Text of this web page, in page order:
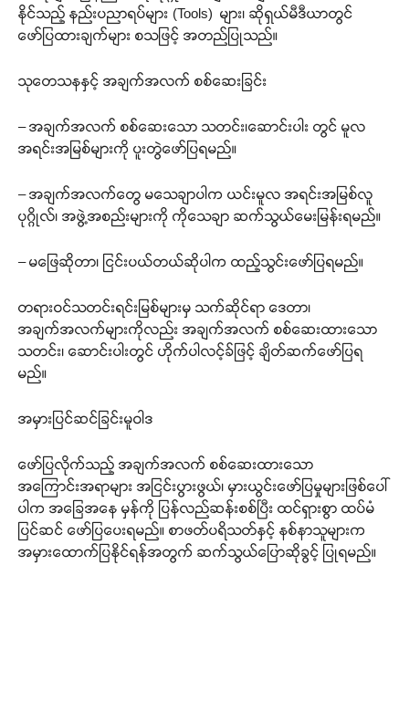
နိုင်သည့် နည်းပညာရပ်များ (Tools) များ၊ ဆိုရှယ်မီဒီယာတွင်
ဖော်ပြထားချက်များ စသဖြင့် အတည်ပြုသည်။
သုတေသနနှင့် အချက်အလက် စစ်ဆေးခြင်း
– အချက်အလက် စစ်ဆေးသော သတင်း၊ဆောင်းပါး တွင် မူလ
အရင်းအမြစ်များကို ပူးတွဲဖော်ပြရမည်။
– အချက်အလက်တွေ မသေချာပါက ယင်းမူလ အရင်းအမြစ်လူ
ပုဂ္ဂိုလ်၊ အဖွဲ့အစည်းများကို ကိုသေချာ ဆက်သွယ်မေးမြန်းရမည်။
– မဖြေဆိုတာ၊ ငြင်းပယ်တယ်ဆိုပါက ထည့်သွင်းဖော်ပြရမည်။
တရားဝင်သတင်းရင်းမြစ်များမှ သက်ဆိုင်ရာ ဒေတာ၊
အချက်အလက်များကိုလည်း အချက်အလက် စစ်ဆေးထားသော
သတင်း၊ ဆောင်းပါးတွင် ဟိုက်ပါလင့်ခ်ဖြင့် ချိတ်ဆက်ဖော်ပြရ
မည်။
အမှားပြင်ဆင်ခြင်းမူဝါဒ
ဖော်ပြလိုက်သည့် အချက်အလက် စစ်ဆေးထားသော
အကြောင်းအရာများ အငြင်းပွားဖွယ်၊ မှားယွင်းဖော်ပြမှုများဖြစ်ပေါ်
ပါက အခြေအနေ မှန်ကို ပြန်လည်ဆန်းစစ်ပြီး ထင်ရှားစွာ ထပ်မံ
ပြင်ဆင် ဖော်ပြပေးရမည်။ စာဖတ်ပရိသတ်နှင့် နစ်နာသူများက
အမှားထောက်ပြနိုင်ရန်အတွက် ဆက်သွယ်ပြောဆိုခွင့် ပြုရမည်။